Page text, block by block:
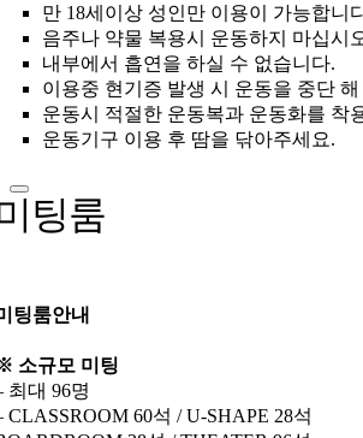
만 18세이상 성인만 이용이 가능합니
음주나 약물 복용시 운동하지 마십시
내부에서 흡연을 하실 수 없습니다.
이용중 현기증 발생 시 운동을 중단
운동시 적절한 운동복과 운동화를 착
운동기구 이용 후 땀을 닦아주세요.
팅룸
팅룸안내
소규모 미팅
최대 96명
CLASSROOM 60석 / U-SHAPE 28석